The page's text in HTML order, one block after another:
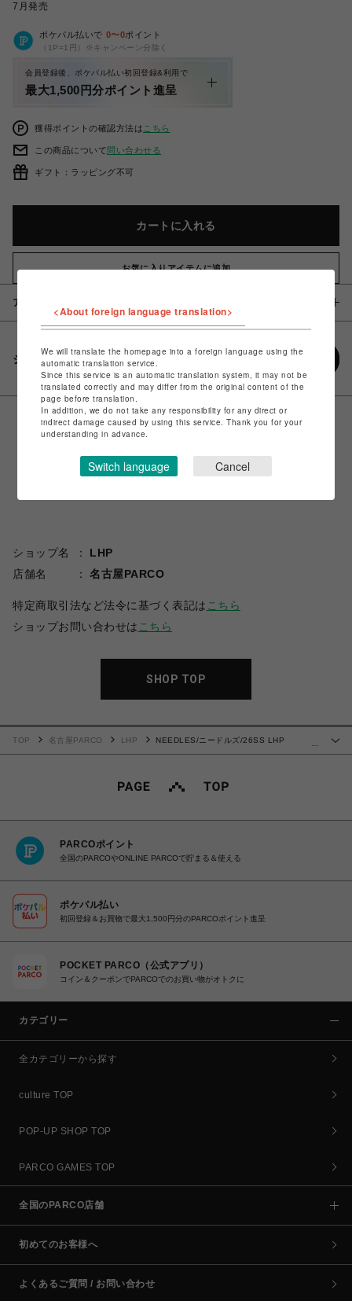
7月発売
ポケパル払いで 0〜0ポイント
（1P=1円）※キャンペーン分除く
会員登録後、ポケパル払い初回登録&利用で
最大1,500円分ポイント進呈
獲得ポイントの確認方法は こちら
この商品について問い合わせる
ギフト：ラッピング不可
カートに入れる
お気に入りアイテムに追加
アイテム説明 / 素材
シェアする
ショップ名
LHP
店舗名
名古屋PARCO
特定商取引法など法令に基づく表記は こちら
ショップお問い合わせは こちら
SHOP TOP
…
TOP 名古屋PARCO LHP
NEEDLES/ニードルズ/26SS LHP
PARCOポイント
全国のPARCOやONLINE PARCOで貯まる＆使える
ポケパル払い
初回登録＆お買物で最大1,500円分のPARCOポイント進呈
POCKET PARCO（公式アプリ）
コイン＆クーポンでPARCOでのお買い物がオトクに
カテゴリー
全カテゴリーから探す
culture TOP
POP-UP SHOP TOP
PARCO GAMES TOP
全国のPARCO店舗
初めてのお客様へ
よくあるご質問 / お問い合わせ
<About foreign language translation>
We will translate the homepage into a foreign language using the
automatic translation service.
Since this service is an automatic translation system, it may not be
translated correctly and may differ from the original content of the
page before translation.
In addition, we do not take any responsibility for any direct or
indirect damage caused by using this service. Thank you for your
understanding in advance.
Switch language Cancel